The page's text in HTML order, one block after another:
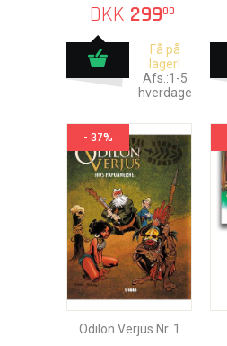
DKK 29900
Få på
lager!
Afs.:1-5
hverdage
- 37%
Odilon Verjus Nr. 1